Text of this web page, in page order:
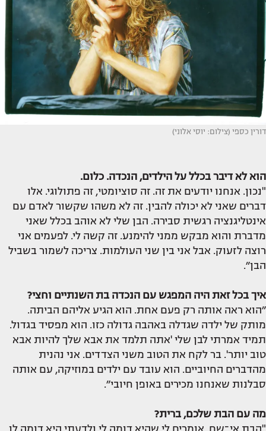
דורין כספי (צילום: יוסי אלוני)
הוא לא דיבר בכלל על הילדים, הנכדה. כלום.
"נכון. אנחנו יודעים את זה. זה סוציומטי, זה פתולוגי. אלו
דברים שאני לא יכולה להבין. זה לא משהו שקשור לאדם עם
אינטליגנציה רגשית סבירה. הבן שלי לא אוהב בכלל שאני
מדברת והוא מבקש ממני להימנע. זה קשה לי. לפעמים אני
רוצה לזעוק. אבל אני בין שני העולמות. צריכה לשמור בשביל
הבן״.
איך בכל זאת היה המפגש עם הנכדה בת השנתיים וחצי?
״הוא ראה אותה רק פעם אחת. הוא הגיע אליהם הביתה.
מותק של ילדה שגדלה באהבה גדולה כזו. הוא מפסיד בגדול.
תמיד אמרתי לבן שלי 'אתה תלמד את אבא שלך להיות אבא
טוב יותר'. בר לקח את הטוב משני הצדדים. אני נהנית
מהדברים החיוביים. הוא עובד עם ילדים במוזיקה, עם אותה
סבלנות שאנחנו מכירים באופן חיובי״.
מה עם הבת שלכם, ברית?